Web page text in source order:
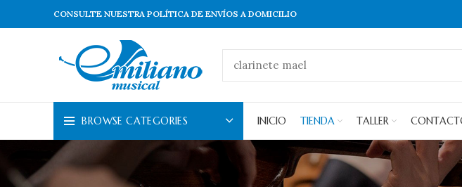
CONSULTE NUESTRA POLÍTICA DE ENVÍOS A DOMICILIO
BROWSE CATEGORIES INICIO TIENDA TALLER